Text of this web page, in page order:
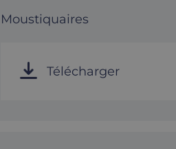
Moustiquaires
Télécharger